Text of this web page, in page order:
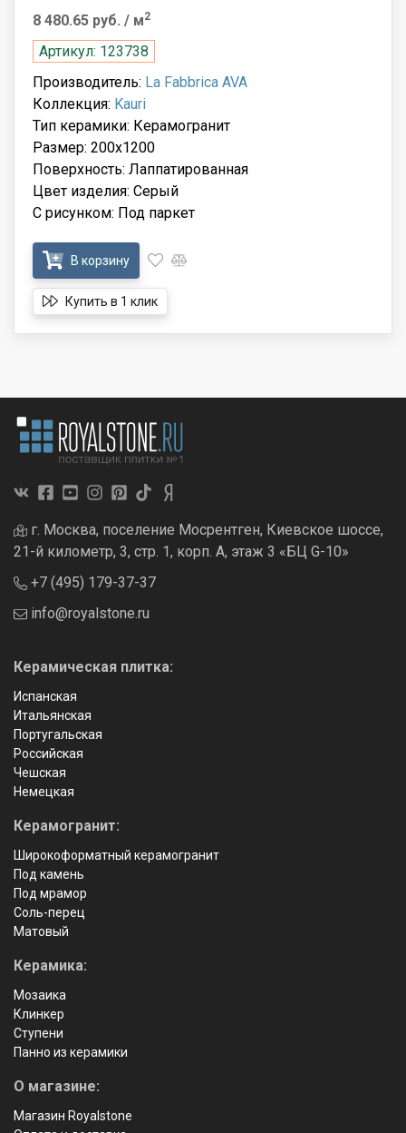
8 480.65 руб. / м2
Артикул: 123738
Производитель: La Fabbrica AVA
Коллекция: Kauri
Тип керамики: Керамогранит
Размер: 200x1200
Поверхность: Лаппатированная
Цвет изделия: Серый
С рисунком: Под паркет
В корзину
Купить в 1 клик
г. Москва, поселение Мосрентген, Киевское шоссе,
21-й километр, 3, стр. 1, корп. А, этаж 3 «БЦ G-10»
+7 (495) 179-37-37
info@royalstone.ru
Керамическая плитка:
Испанская
Итальянская
Португальская
Российская
Чешская
Немецкая
Керамогранит:
Широкоформатный керамогранит
Под камень
Под мрамор
Соль-перец
Матовый
Керамика:
Мозаика
Клинкер
Ступени
Панно из керамики
О магазине:
Магазин Royalstone